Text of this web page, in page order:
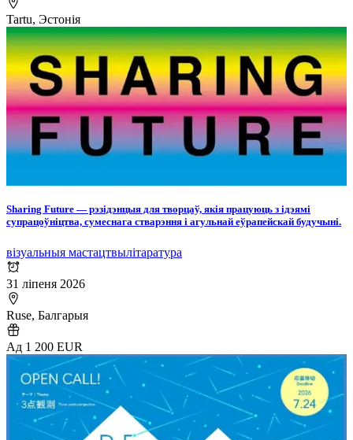
Tartu, Эстонія
Sharing Future — рэзідэнцыя для творцаў, якія працуюць з ідэямі
супрацоўніцтва, сумеснага стварэння і агульнай еўрапейскай будучыні.
візуальныя мастацтвылітаратура
31 ліпеня 2026
Ruse, Балгарыя
Ад 1 200 EUR